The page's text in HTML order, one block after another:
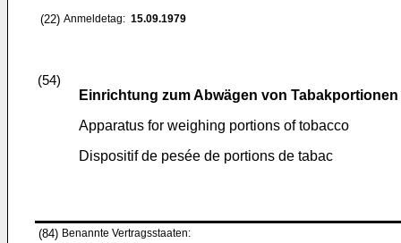
(22) Anmeldetag: 15.09.1979
(54)
Einrichtung zum Abwägen von Tabakportionen
Apparatus for weighing portions of tobacco
Dispositif de pesée de portions de tabac
(84) Benannte Vertragsstaaten: